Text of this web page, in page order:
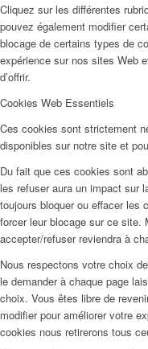
Cliquez sur les différentes
pouvez également modifier
blocage de certains types de
expérience sur nos sites Web
d’offrir.
Cookies Web Essentiels
Ces cookies sont strictement
disponibles sur notre site et
Du fait que ces cookies sont
les refuser aura un impact sur
toujours bloquer ou effacer les
forcer leur blocage sur ce site.
accepter/refuser reviendra à
Nous respectons votre choix
le demander à chaque page
choix. Vous êtes libre de
modifier pour améliorer votre
cookies nous retirerons tous